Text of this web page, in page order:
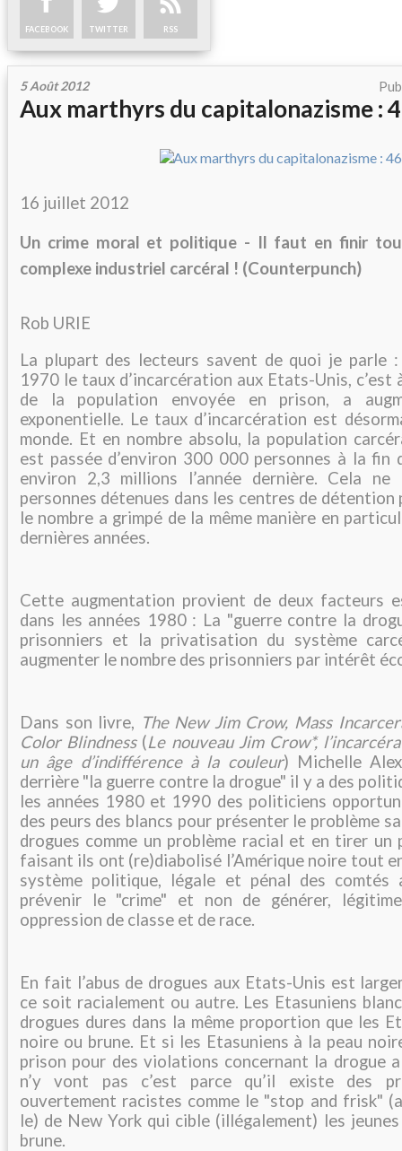
FACEBOOK TWITTER RSS
5 Août 2012
Aux marthyrs du capitalonazisme :
16 juillet 2012
Un crime moral et politique - Il faut en finir
complexe industriel carcéral ! (Counterpunch)
Rob URIE
La plupart des lecteurs savent de quoi je parle :
1970 le taux d’incarcération aux Etats-Unis,
de la population envoyée en prison, a
exponentielle. Le taux d’incarcération est
monde. Et en nombre absolu, la population
est passée d’environ 300 000 personnes à la fin
environ 2,3 millions l’année dernière. Cela ne
personnes détenues dans les centres de détention
le nombre a grimpé de la même manière en
dernières années.
Cette augmentation provient de deux facteurs
dans les années 1980 : La "guerre contre la
prisonniers et la privatisation du système
augmenter le nombre des prisonniers par intérêt
Dans son livre, The New Jim Crow, Mass
Color Blindness(Le nouveau Jim Crow*,
un âge d’indifférence à la couleur) Michelle
derrière "la guerre contre la drogue" il y a des
les années 1980 et 1990 des politiciens
des peurs des blancs pour présenter le problème
drogues comme un problème racial et en tirer
faisant ils ont (re)diabolisé l’Amérique noire tout
système politique, légale et pénal des
prévenir le "crime" et non de générer,
oppression de classe et de race.
En fait l’abus de drogues aux Etats-Unis est
ce soit racialement ou autre. Les Etasuniens
drogues dures dans la même proportion que les
noire ou brune. Et si les Etasuniens à la peau
prison pour des violations concernant la drogue
n’y vont pas c’est parce qu’il existe des
ouvertement racistes comme le "stop and frisk"
le) de New York qui cible (illégalement) les
brune.